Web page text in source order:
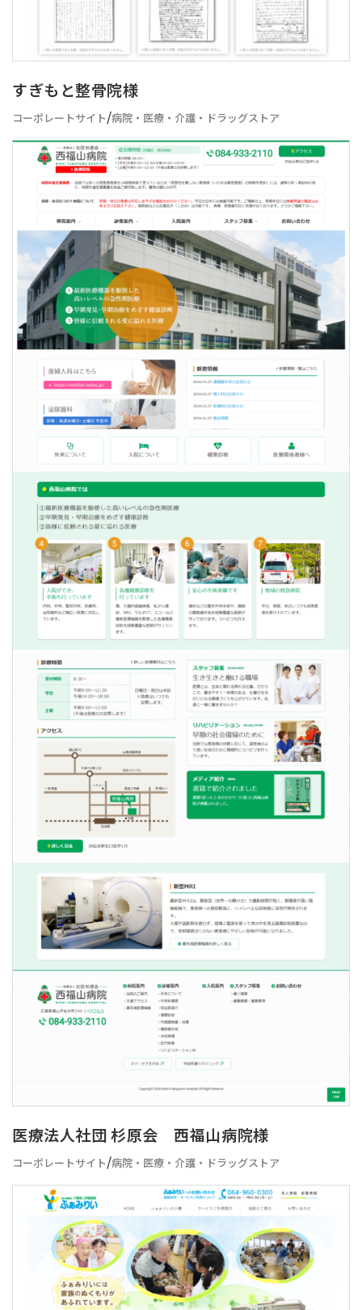
すぎもと整骨院様
コーポレートサイト/病院・医療・介護・ドラッグストア
医療法人社団 杉原会 西福山病院様
コーポレートサイト/病院・医療・介護・ドラッグストア